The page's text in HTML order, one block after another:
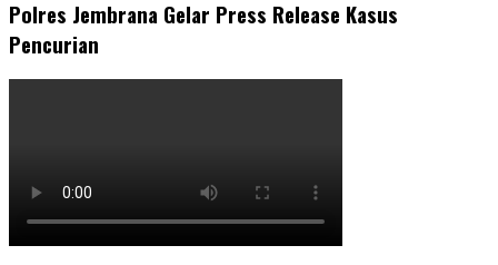
Polres Jembrana Gelar Press Release Kasus
Pencurian